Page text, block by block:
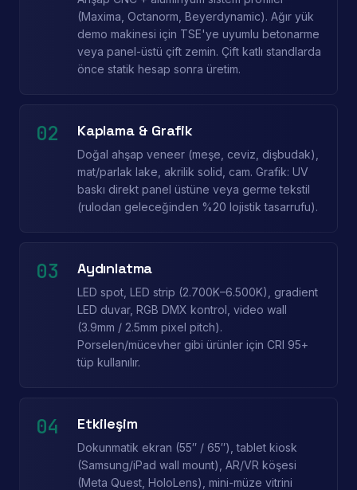
(Maxima, Octanorm, Beyerdynamic). Ağır yük
demo makinesi için TSE'ye uyumlu betonarme
veya panel-üstü çift zemin. Çift katlı standlarda
önce statik hesap sonra üretim.
02 Kaplama & Grafik
Doğal ahşap veneer (meşe, ceviz, dişbudak),
mat/parlak lake, akrilik solid, cam. Grafik: UV
baskı direkt panel üstüne veya germe tekstil
(rulodan geleceğinden %20 lojistik tasarrufu).
03 Aydınlatma
LED spot, LED strip (2.700K–6.500K), gradient
LED duvar, RGB DMX kontrol, video wall
(3.9mm / 2.5mm pixel pitch).
Porselen/mücevher gibi ürünler için CRI 95+
tüp kullanılır.
04 Etkileşim
Dokunmatik ekran (55″ / 65″), tablet kiosk
(Samsung/iPad wall mount), AR/VR köşesi
(Meta Quest, HoloLens), mini-müze vitrini